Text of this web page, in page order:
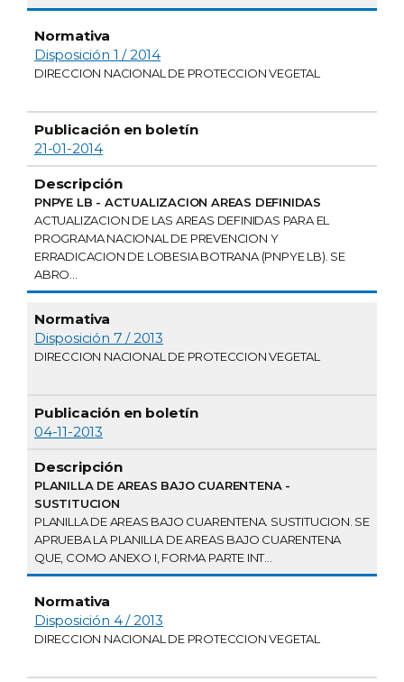
Disposición 1 / 2014
DIRECCION NACIONAL DE PROTECCION VEGETAL
21-01-2014
PNPYE LB - ACTUALIZACION AREAS DEFINIDAS
ACTUALIZACION DE LAS AREAS DEFINIDAS PARA EL
PROGRAMA NACIONAL DE PREVENCION Y
ERRADICACION DE LOBESIA BOTRANA (PNPYE LB). SE
ABRO...
Disposición 7 / 2013
DIRECCION NACIONAL DE PROTECCION VEGETAL
04-11-2013
PLANILLA DE AREAS BAJO CUARENTENA -
SUSTITUCION
PLANILLA DE AREAS BAJO CUARENTENA. SUSTITUCION. SE
APRUEBA LA PLANILLA DE AREAS BAJO CUARENTENA
QUE, COMO ANEXO I, FORMA PARTE INT...
Disposición 4 / 2013
DIRECCION NACIONAL DE PROTECCION VEGETAL